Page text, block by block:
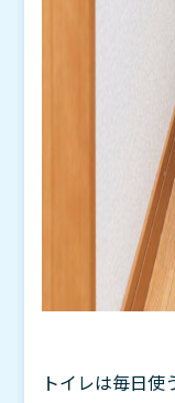
トイレは毎日